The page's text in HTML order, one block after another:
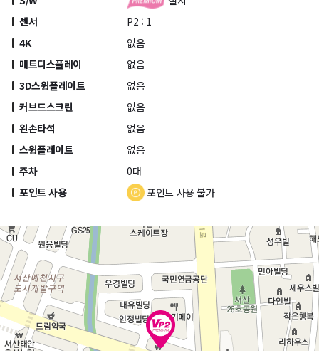
센서
P2 : 1
4K
없음
매트디스플레이
없음
3D스윙플레이트
없음
커브드스크린
없음
왼손타석
없음
스윙플레이트
없음
주차
0대
포인트 사용
포인트 사용 불가